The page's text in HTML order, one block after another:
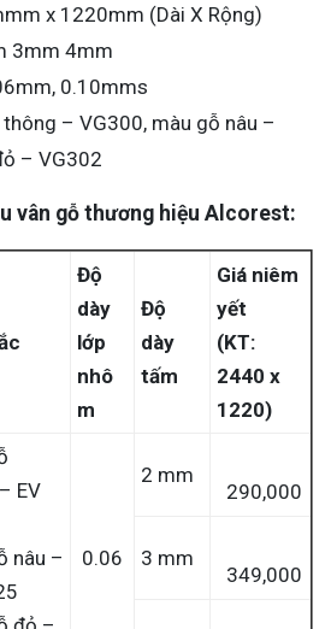
x 1220mm (Dài X Rộng)
3mm 4mm
0.10mms
– VG300, màu gỗ nâu –
– VG302
vân gỗ thương hiệu Alcorest:
Độ
dày
lớp
nhô
m
Độ
dày
tấm
Giá niêm
yết
(KT:
2440 x
1220)
EV
nâu –
0.06
2 mm
290,000
3 mm
349,000